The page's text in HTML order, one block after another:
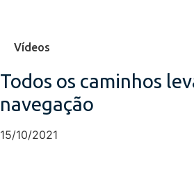
Vídeos
Todos os caminhos
navegação
15/10/2021